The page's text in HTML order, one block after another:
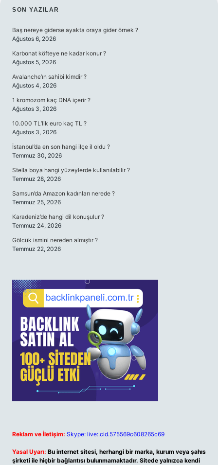
SIDEBAR
SON YAZILAR
Baş nereye giderse ayakta oraya gider örnek ?
Ağustos 6, 2026
Karbonat köfteye ne kadar konur ?
Ağustos 5, 2026
Avalanche’ın sahibi kimdir ?
Ağustos 4, 2026
1 kromozom kaç DNA içerir ?
Ağustos 3, 2026
10.000 TL’lik euro kaç TL ?
Ağustos 3, 2026
İstanbul’da en son hangi ilçe il oldu ?
Temmuz 30, 2026
Stella boya hangi yüzeylerde kullanılabilir ?
Temmuz 28, 2026
Samsun’da Amazon kadınları nerede ?
Temmuz 25, 2026
Karadeniz’de hangi dil konuşulur ?
Temmuz 24, 2026
Gölcük ismini nereden almıştır ?
Temmuz 22, 2026
Reklam ve İletişim: Skype: live:.cid.575569c608265c69
Yasal Uyarı: Bu internet sitesi, herhangi bir marka, kurum veya şahıs
şirketi ile hiçbir bağlantısı bulunmamaktadır. Sitede yalnızca kendi